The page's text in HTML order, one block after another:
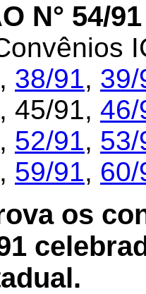
N° 54/91
, 38/91, 39/
, 45/91, 46/
, 52/91, 53/
, 59/91, 60/
os